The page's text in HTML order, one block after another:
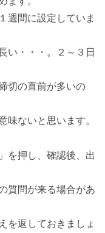
週間に設定していま
い・・・。
２～３日
切の直前が多いの
味ないと思います。
を押し、確認後、出
質問が来る場合があ
を返しておきましょ